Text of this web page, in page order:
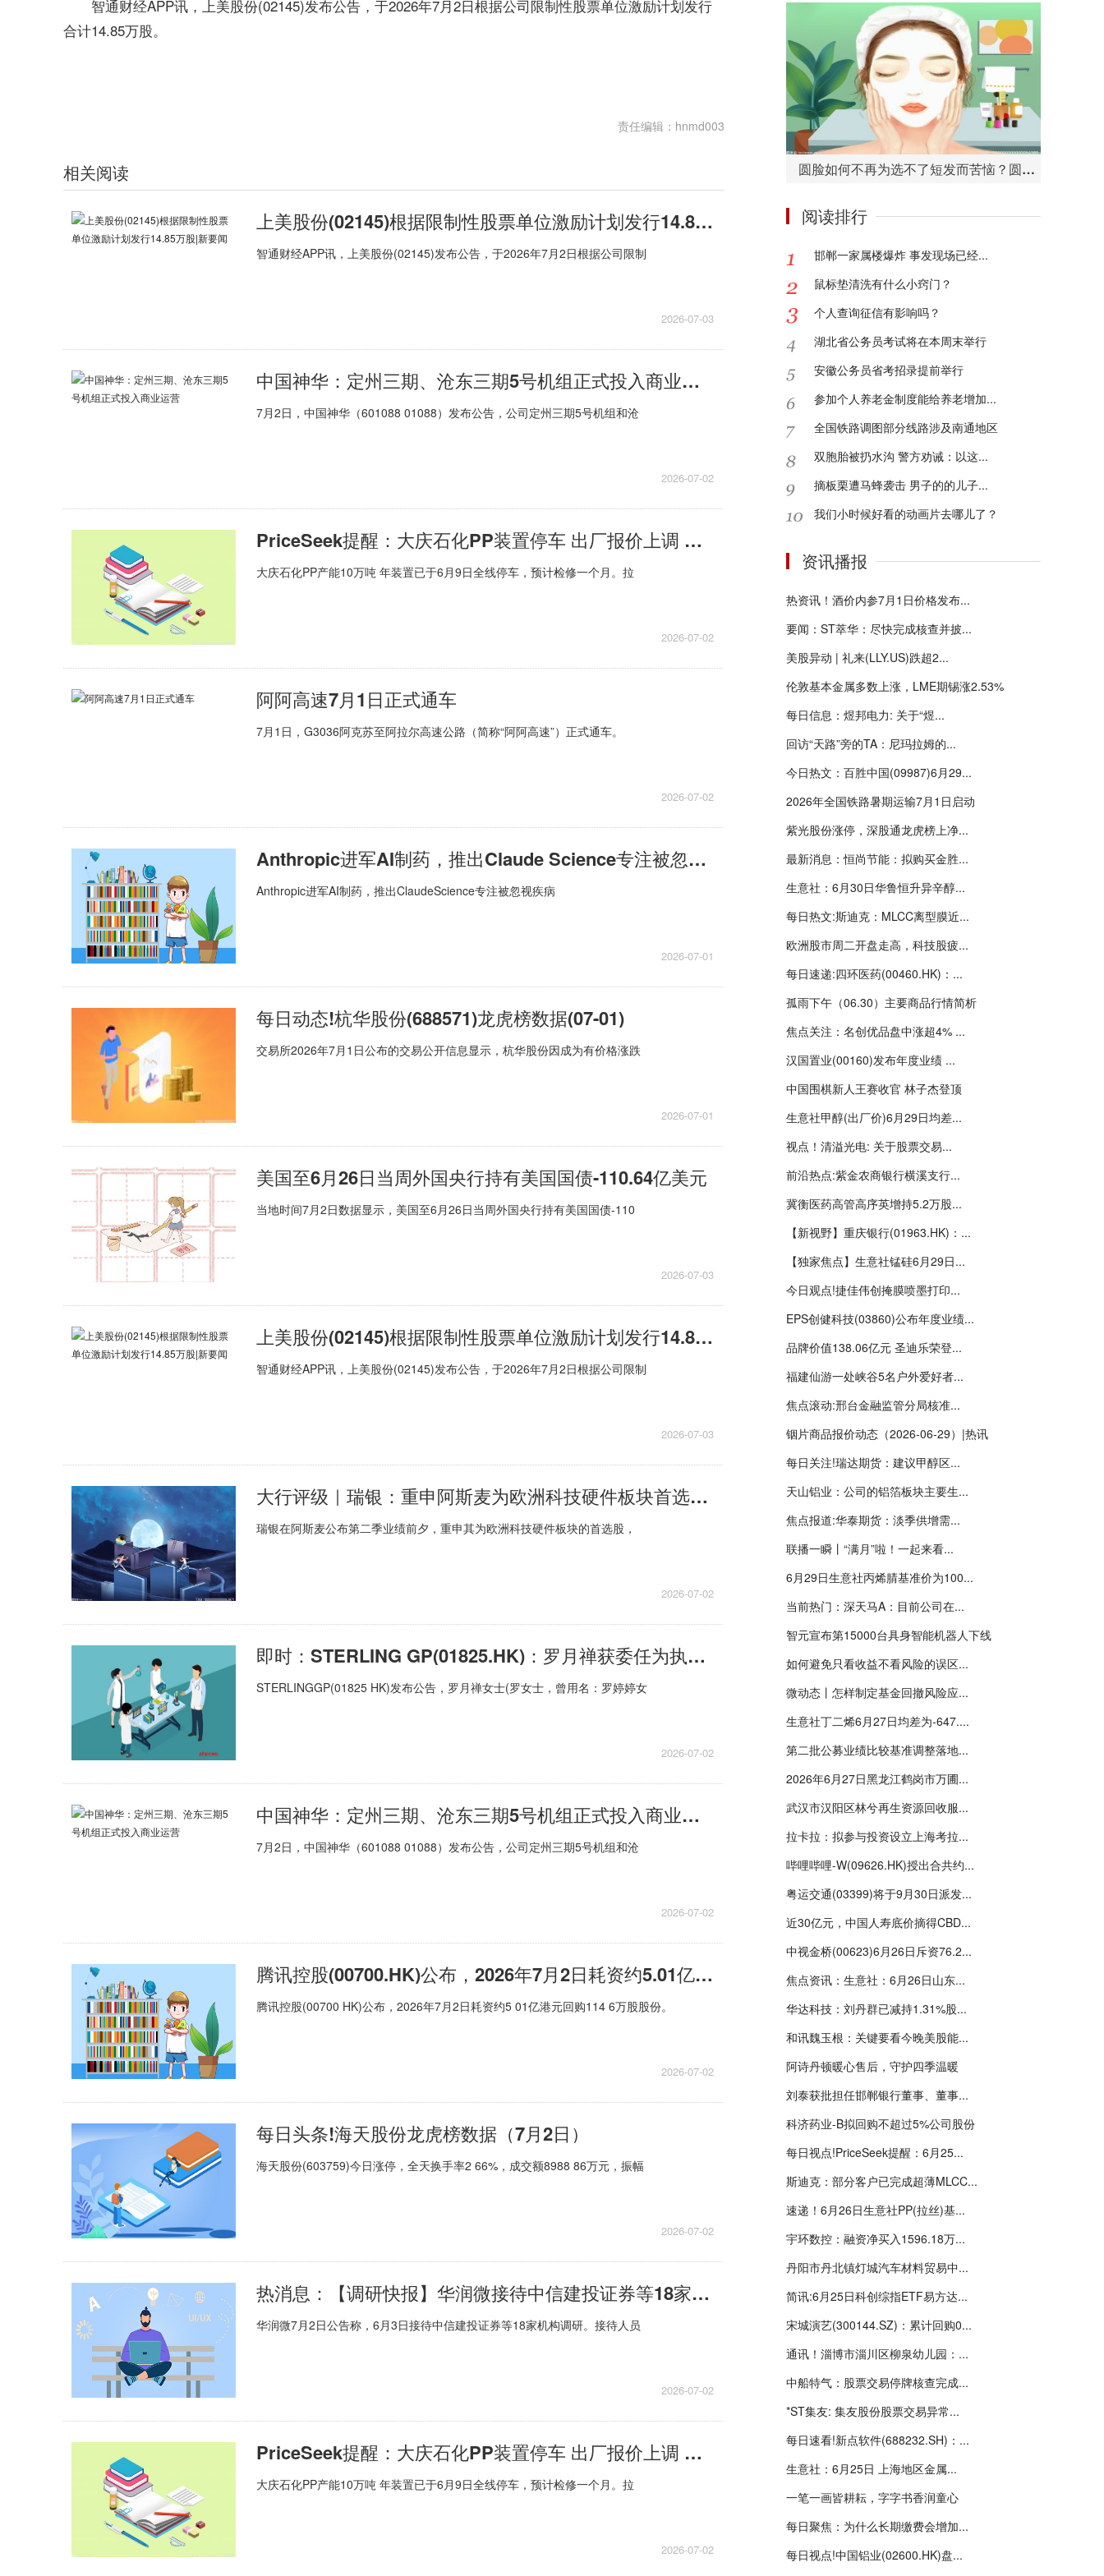
智通财经APP讯，上美股份(02145)发布公告，于2026年7月2日根据公司限制性股票单位激励计划发行
合计14.85万股。
责任编辑：hnmd003
相关阅读
上美股份(02145)根据限制性股票单位激励计划发行14.85万股|新要闻
智通财经APP讯，上美股份(02145)发布公告，于2026年7月2日根据公司限制
2026-07-03
中国神华：定州三期、沧东三期5号机组正式投入商业运营
7月2日，中国神华（601088 01088）发布公告，公司定州三期5号机组和沧
2026-07-02
PriceSeek提醒：大庆石化PP装置停车 出厂报价上调 焦点
大庆石化PP产能10万吨 年装置已于6月9日全线停车，预计检修一个月。拉
2026-07-02
阿阿高速7月1日正式通车
7月1日，G3036阿克苏至阿拉尔高速公路（简称“阿阿高速”）正式通车。
2026-07-02
Anthropic进军AI制药，推出Claude Science专注被忽视疾病_每日时讯
Anthropic进军AI制药，推出ClaudeScience专注被忽视疾病
2026-07-01
每日动态!杭华股份(688571)龙虎榜数据(07-01)
交易所2026年7月1日公布的交易公开信息显示，杭华股份因成为有价格涨跌
2026-07-01
美国至6月26日当周外国央行持有美国国债-110.64亿美元
当地时间7月2日数据显示，美国至6月26日当周外国央行持有美国国债-110
2026-07-03
上美股份(02145)根据限制性股票单位激励计划发行14.85万股|新要闻
智通财经APP讯，上美股份(02145)发布公告，于2026年7月2日根据公司限制
2026-07-03
大行评级｜瑞银：重申阿斯麦为欧洲科技硬件板块首选股，目标价2100欧元|最新消息
瑞银在阿斯麦公布第二季业绩前夕，重申其为欧洲科技硬件板块的首选股，
2026-07-02
即时：STERLING GP(01825.HK)：罗月禅获委任为执行董事
STERLINGGP(01825 HK)发布公告，罗月禅女士(罗女士，曾用名：罗婷婷女
2026-07-02
中国神华：定州三期、沧东三期5号机组正式投入商业运营
7月2日，中国神华（601088 01088）发布公告，公司定州三期5号机组和沧
2026-07-02
腾讯控股(00700.HK)公布，2026年7月2日耗资约5.01亿港元回购114.6万股股份|每日速递
腾讯控股(00700 HK)公布，2026年7月2日耗资约5 01亿港元回购114 6万股股份。
2026-07-02
每日头条!海天股份龙虎榜数据（7月2日）
海天股份(603759)今日涨停，全天换手率2 66%，成交额8988 86万元，振幅
2026-07-02
热消息：【调研快报】华润微接待中信建投证券等18家机构调研
华润微7月2日公告称，6月3日接待中信建投证券等18家机构调研。接待人员
2026-07-02
PriceSeek提醒：大庆石化PP装置停车 出厂报价上调 焦点
大庆石化PP产能10万吨 年装置已于6月9日全线停车，预计检修一个月。拉
2026-07-02
圆脸如何不再为选不了短发而苦恼？圆脸适合的短发造型有哪些？
阅读排行
邯郸一家属楼爆炸 事发现场已经...
鼠标垫清洗有什么小窍门？
个人查询征信有影响吗？
湖北省公务员考试将在本周末举行
安徽公务员省考招录提前举行
参加个人养老金制度能给养老增加...
全国铁路调图部分线路涉及南通地区
双胞胎被扔水沟 警方劝诫：以这...
摘板栗遭马蜂袭击 男子的的儿子...
我们小时候好看的动画片去哪儿了？
资讯播报
热资讯！酒价内参7月1日价格发布...
要闻：ST萃华：尽快完成核查并披...
美股异动 | 礼来(LLY.US)跌超2...
伦敦基本金属多数上涨，LME期锡涨2.53%
每日信息：煜邦电力: 关于“煜...
回访“天路”旁的TA：尼玛拉姆的...
今日热文：百胜中国(09987)6月29...
2026年全国铁路暑期运输7月1日启动
紫光股份涨停，深股通龙虎榜上净...
最新消息：恒尚节能：拟购买金胜...
生意社：6月30日华鲁恒升异辛醇...
每日热文:斯迪克：MLCC离型膜近...
欧洲股市周二开盘走高，科技股疲...
每日速递:四环医药(00460.HK)：...
孤雨下午（06.30）主要商品行情简析
焦点关注：名创优品盘中涨超4% ...
汉国置业(00160)发布年度业绩 ...
中国围棋新人王赛收官 林子杰登顶
生意社甲醇(出厂价)6月29日均差...
视点！清溢光电: 关于股票交易...
前沿热点:紫金农商银行横溪支行...
冀衡医药高管高序英增持5.2万股...
【新视野】重庆银行(01963.HK)：...
【独家焦点】生意社锰硅6月29日...
今日观点!捷佳伟创掩膜喷墨打印...
EPS创健科技(03860)公布年度业绩...
品牌价值138.06亿元 圣迪乐荣登...
福建仙游一处峡谷5名户外爱好者...
焦点滚动:邢台金融监管分局核准...
铟片商品报价动态（2026-06-29）|热讯
每日关注!瑞达期货：建议甲醇区...
天山铝业：公司的铝箔板块主要生...
焦点报道:华泰期货：淡季供增需...
联播一瞬丨“满月”啦！一起来看...
6月29日生意社丙烯腈基准价为100...
当前热门：深天马A：目前公司在...
智元宣布第15000台具身智能机器人下线
如何避免只看收益不看风险的误区...
微动态丨怎样制定基金回撤风险应...
生意社丁二烯6月27日均差为-647....
第二批公募业绩比较基准调整落地...
2026年6月27日黑龙江鹤岗市万圃...
武汉市汉阳区林兮再生资源回收服...
拉卡拉：拟参与投资设立上海考拉...
哔哩哔哩-W(09626.HK)授出合共约...
粤运交通(03399)将于9月30日派发...
近30亿元，中国人寿底价摘得CBD...
中视金桥(00623)6月26日斥资76.2...
焦点资讯：生意社：6月26日山东...
华达科技：刘丹群已减持1.31%股...
和讯魏玉根：关键要看今晚美股能...
阿诗丹顿暖心售后，守护四季温暖
刘泰获批担任邯郸银行董事、董事...
科济药业-B拟回购不超过5%公司股份
每日视点!PriceSeek提醒：6月25...
斯迪克：部分客户已完成超薄MLCC...
速递！6月26日生意社PP(拉丝)基...
宇环数控：融资净买入1596.18万...
丹阳市丹北镇灯城汽车材料贸易中...
简讯:6月25日科创综指ETF易方达...
宋城演艺(300144.SZ)：累计回购0...
通讯！淄博市淄川区柳泉幼儿园：...
中船特气：股票交易停牌核查完成...
*ST集友: 集友股份股票交易异常...
每日速看!新点软件(688232.SH)：...
生意社：6月25日 上海地区金属...
一笔一画皆耕耘，字字书香润童心
每日聚焦：为什么长期缴费会增加...
每日视点!中国铝业(02600.HK)盘...